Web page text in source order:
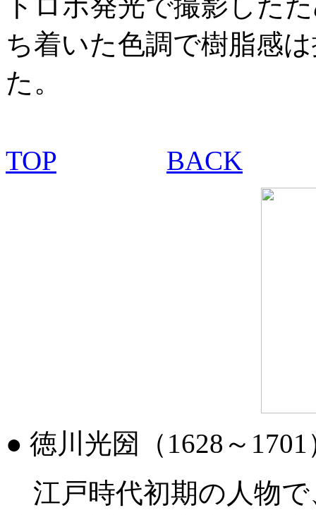
トロボ発光で撮影した
ち着いた色調で樹脂感
た。
TOP BACK
● 徳川光圀
（1628～
江戸時代初期の人物